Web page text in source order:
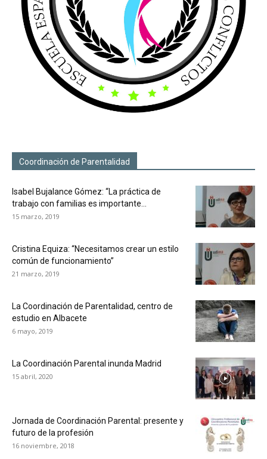
Coordinación de Parentalidad
Isabel Bujalance Gómez: “La práctica de
trabajo con familias es importante...
15 marzo, 2019
Cristina Equiza: “Necesitamos crear un estilo
común de funcionamiento”
21 marzo, 2019
La Coordinación de Parentalidad, centro de
estudio en Albacete
6 mayo, 2019
La Coordinación Parental inunda Madrid
15 abril, 2020
Jornada de Coordinación Parental: presente y
futuro de la profesión
16 noviembre, 2018